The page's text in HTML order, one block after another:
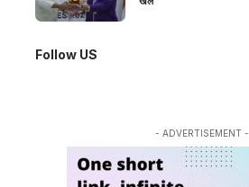
Follow US
- ADVERTISEMENT -